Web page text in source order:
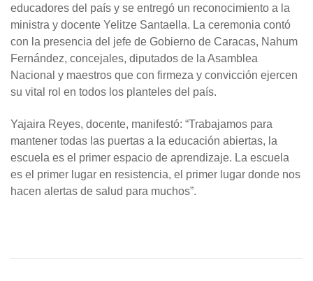
educadores del país y se entregó un reconocimiento a la
ministra y docente Yelitze Santaella. La ceremonia contó
con la presencia del jefe de Gobierno de Caracas, Nahum
Fernández, concejales, diputados de la Asamblea
Nacional y maestros que con firmeza y convicción ejercen
su vital rol en todos los planteles del país.
Yajaira Reyes, docente, manifestó: “Trabajamos para
mantener todas las puertas a la educación abiertas, la
escuela es el primer espacio de aprendizaje. La escuela
es el primer lugar en resistencia, el primer lugar donde nos
hacen alertas de salud para muchos”.